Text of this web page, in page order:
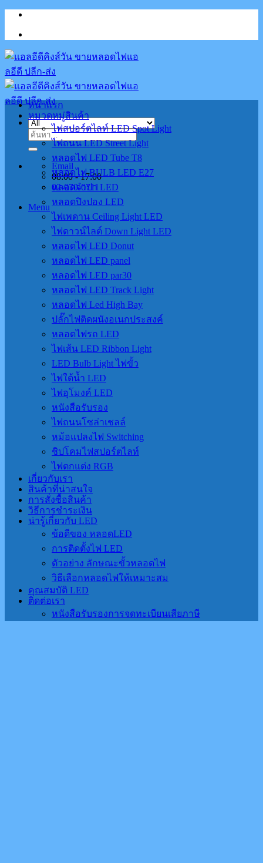
Skip
content
ค้นหา:
Email
08:00 - 17:00
02-070-0711
Menu
หน้าแรก
หมวดหมู่สินค้า
ไฟสปอร์ตไลท์ LED Spot Light
ไฟถนน LED Street Light
หลอดไฟ LED Tube T8
หลอดไฟ BULB LED E27
หลอดจำปา LED
หลอดปิงปอง LED
ไฟเพดาน Ceiling Light LED
ไฟดาวน์ไลต์ Down Light LED
หลอดไฟ LED Donut
หลอดไฟ LED panel
หลอดไฟ LED par30
หลอดไฟ LED Track Light
หลอดไฟ Led High Bay
ปลั๊กไฟติดผนังอเนกประสงค์
หลอดไฟรถ LED
ไฟเส้น LED Ribbon Light
LED Bulb Light ไฟขั้ว
ไฟใต้น้ำ LED
ไฟอุโมงค์ LED
หนังสือรับรอง
ไฟถนนโซล่าเชลล์
หม้อแปลงไฟ Switching
ชิปโคมไฟสปอร์ตไลท์
ไฟตกแต่ง RGB
เกี่ยวกับเรา
สินค้าที่น่าสนใจ
การสั่งซื้อสินค้า
วิธีการชำระเงิน
น่ารู้เกี่ยวกับ LED
ข้อดีของ หลอดLED
การติดตั้งไฟ LED
ตัวอย่าง ลักษณะขั้วหลอดไฟ
วิธีเลือกหลอดไฟให้เหมาะสม
คุณสมบัติ LED
ติดต่อเรา
หนังสือรับรองการจดทะเบียนเสียภาษี